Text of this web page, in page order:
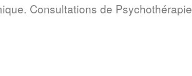
Consultations de Psychothérapie